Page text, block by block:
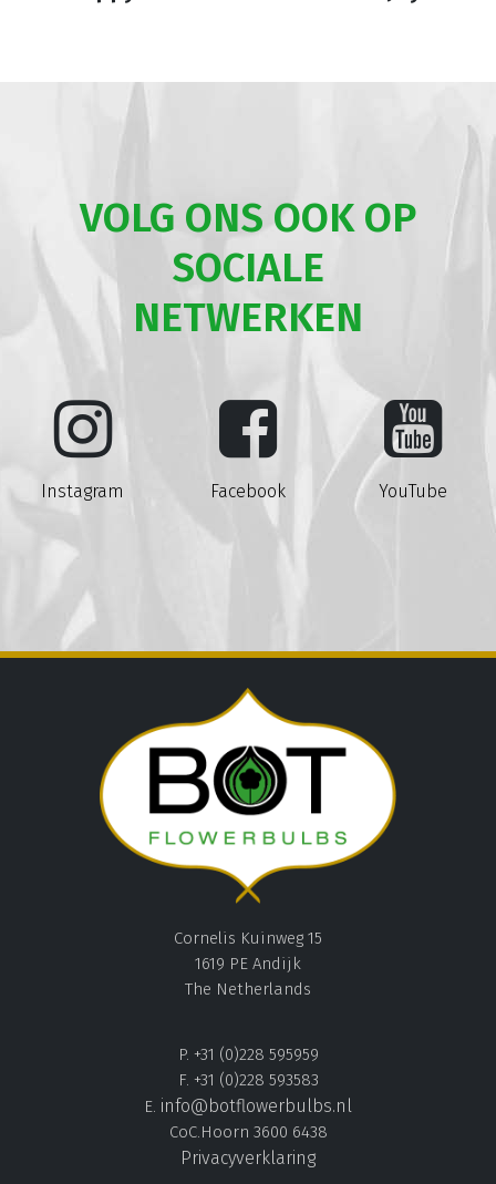
VOLG ONS OOK OP
SOCIALE
NETWERKEN
Instagram Facebook YouTube
Cornelis Kuinweg 15
1619 PE Andijk
The Netherlands
P. +31 (0)228 595959
F. +31 (0)228 593583
E. info@botflowerbulbs.nl
CoC.Hoorn 3600 6438
Privacyverklaring